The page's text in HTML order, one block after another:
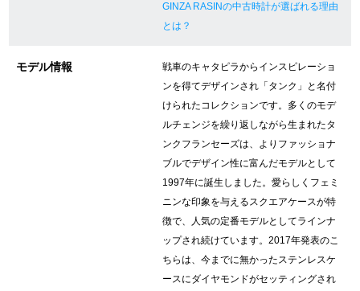
For Overseas Customers
简体中文
한국어
GINZA RASINの中古時計が選ばれる理由
とは？
モデル情報
戦車のキャタピラからインスピレーショ
ンを得てデザインされ「タンク」と名付
けられたコレクションです。多くのモデ
ルチェンジを繰り返しながら生まれたタ
ンクフランセーズは、よりファッショナ
ブルでデザイン性に富んだモデルとして
1997年に誕生しました。愛らしくフェミ
ニンな印象を与えるスクエアケースが特
徴で、人気の定番モデルとしてラインナ
ップされ続けています。2017年発表のこ
ちらは、今までに無かったステンレスケ
ースにダイヤモンドがセッティングされ